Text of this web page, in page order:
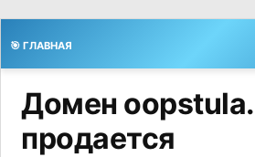
🎯 ГЛАВНАЯ
Домен
продается